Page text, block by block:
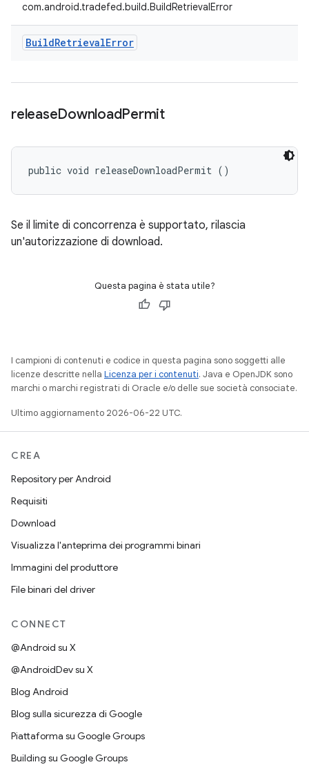
com.android.tradefed.build.BuildRetrievalError
BuildRetrievalError
releaseDownloadPermit
public void releaseDownloadPermit ()
Se il limite di concorrenza è supportato, rilascia
un'autorizzazione di download.
Questa pagina è stata utile?
I campioni di contenuti e codice in questa pagina sono soggetti alle
licenze descritte nella Licenza per i contenuti. Java e OpenJDK sono
marchi o marchi registrati di Oracle e/o delle sue società consociate.
Ultimo aggiornamento 2026-06-22 UTC.
CREA
Repository per Android
Requisiti
Download
Visualizza l'anteprima dei programmi binari
Immagini del produttore
File binari del driver
CONNECT
@Android su X
@AndroidDev su X
Blog Android
Blog sulla sicurezza di Google
Piattaforma su Google Groups
Building su Google Groups